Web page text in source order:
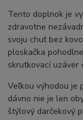
Tento doplnok je
zdravotne
svoju chuť bez
ploskačka
skrutkovací uzáver
Veľkou výhodou je
dávno nie je len
štýlový darčekový